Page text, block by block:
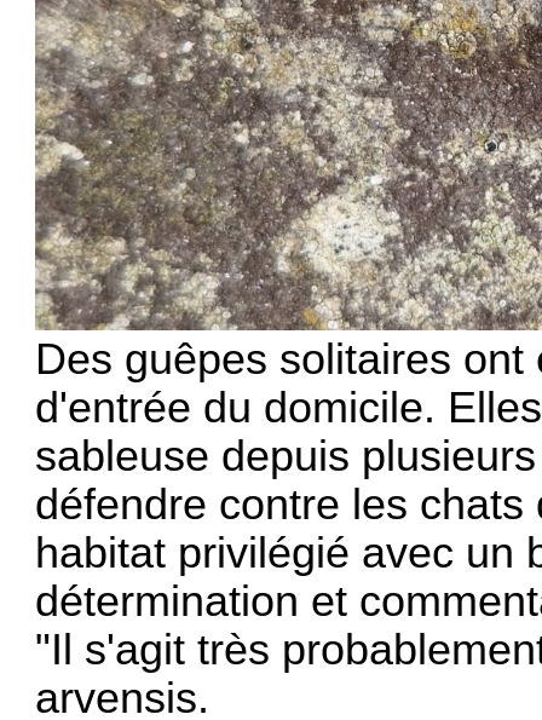
Des guêpes solitaires
d'entrée du domicile.
sableuse depuis
défendre contre les
habitat privilégié avec un
détermination et
"Il s'agit très
arvensis.